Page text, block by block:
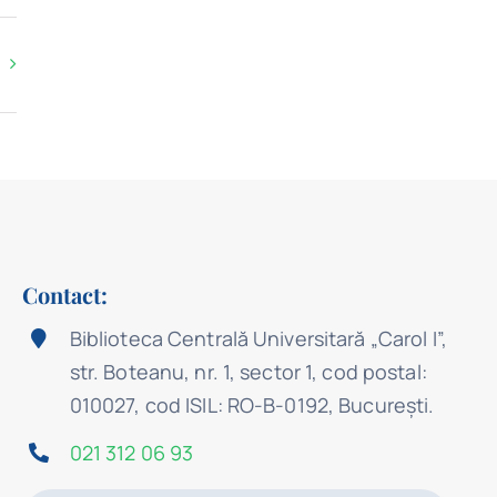
Contact:
Biblioteca Centrală Universitară „Carol I”,
str. Boteanu, nr. 1, sector 1, cod postal:
010027, cod ISIL: RO-B-0192, Bucureşti.
021 312 06 93